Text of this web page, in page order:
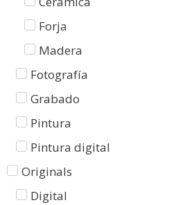
Forja
Madera
Fotografía
Grabado
Pintura
Pintura digital
Originals
Digital